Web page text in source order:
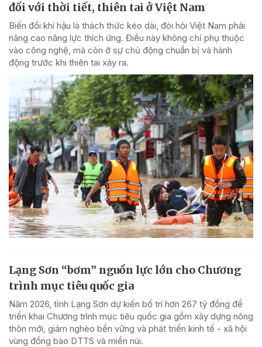
đối với thời tiết, thiên tai ở Việt Nam
Biến đổi khí hậu là thách thức kéo dài, đòi hỏi Việt Nam phải
nâng cao năng lực thích ứng. Điều này không chỉ phụ thuộc
vào công nghệ, mà còn ở sự chủ động chuẩn bị và hành
động trước khi thiên tai xảy ra.
Lạng Sơn “bơm” nguồn lực lớn cho Chương
trình mục tiêu quốc gia
Năm 2026, tỉnh Lạng Sơn dự kiến bố trí hơn 267 tỷ đồng để
triển khai Chương trình mục tiêu quốc gia gồm xây dựng nông
thôn mới, giảm nghèo bền vững và phát triển kinh tế - xã hội
vùng đồng bào DTTS và miền núi.